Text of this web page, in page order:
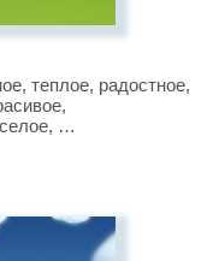
теплое, радостное,
…